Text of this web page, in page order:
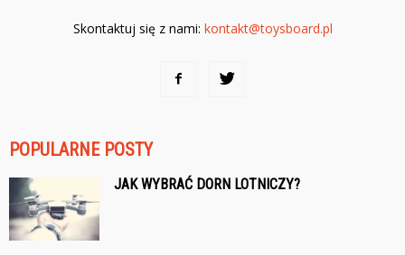
Skontaktuj się z nami: kontakt@toysboard.pl
POPULARNE POSTY
JAK WYBRAĆ DORN LOTNICZY?